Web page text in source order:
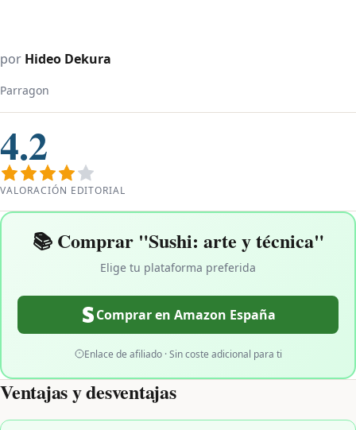
por Hideo Dekura
Parragon
4.2
VALORACIÓN EDITORIAL
📚 Comprar "Sushi: arte y técnica"
Elige tu plataforma preferida
Comprar en Amazon España
Enlace de afiliado · Sin coste adicional para ti
Ventajas y desventajas